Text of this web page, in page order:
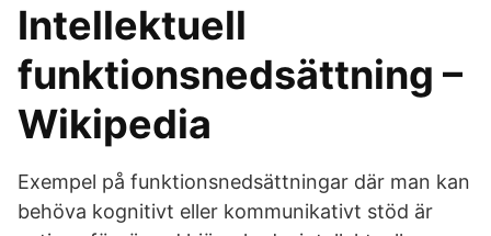
Intellektuell
funktionsnedsättning –
Wikipedia
Exempel på funktionsnedsättningar där man kan
behöva kognitivt eller kommunikativt stöd är